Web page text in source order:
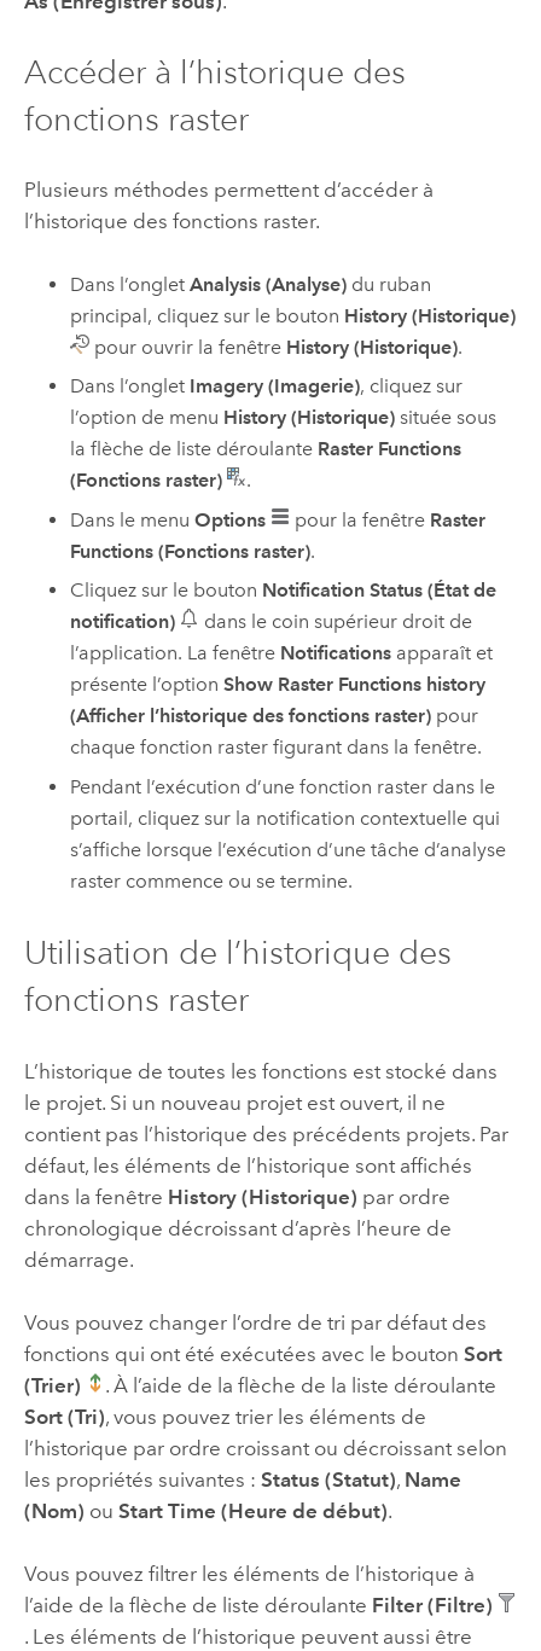
Accéder à l’historique des
fonctions raster
Plusieurs méthodes permettent d’accéder à
l’historique des fonctions raster.
Dans l’ongletAnalysis (Analyse) du ruban
principal, cliquez sur le bouton History (Historique)
pour ouvrir la fenêtre History (Historique).
Dans l’onglet Imagery (Imagerie), cliquez sur
l’option de menu History (Historique) située sous
la flèche de liste déroulante Raster Functions
(Fonctions raster)
.
Dans le menuOptions pour la fenêtre Raster
Functions (Fonctions raster).
Cliquez sur le bouton Notification Status (État de
notification)
dans le coin supérieur droit de
l’application. La fenêtre Notifications apparaît et
présente l’optionShow Raster Functions history
(Afficher l’historique des fonctions raster) pour
chaque fonction raster figurant dans la fenêtre.
Pendant l’exécution d’une fonction raster dans le
portail, cliquez sur la notification contextuelle qui
s’affiche lorsque l’exécution d’une tâche d’analyse
raster commence ou se termine.
Utilisation de l’historique des
fonctions raster
L’historique de toutes les fonctions est stocké dans
le projet. Si un nouveau projet est ouvert, il ne
contient pas l’historique des précédents projets. Par
défaut, les éléments de l’historique sont affichés
dans la fenêtre History (Historique) par ordre
chronologique décroissant d’après l’heure de
démarrage.
Vous pouvez changer l’ordre de tri par défaut des
fonctions qui ont été exécutées avec le bouton Sort
(Trier)
. À l’aide de la flèche de la liste déroulante
Sort (Tri), vous pouvez trier les éléments de
l’historique par ordre croissant ou décroissant selon
les propriétés suivantes : Status (Statut), Name
(Nom) ou Start Time (Heure de début).
Vous pouvez filtrer les éléments de l’historique à
l’aide de la flèche de liste déroulante Filter (Filtre)
. Les éléments de l’historique peuvent aussi être